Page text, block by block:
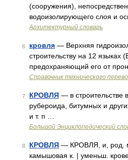
(сооружения),
водоизолирующего слоя и
Архитектурный словарь
6 кровля — Верхняя
строительству на 12
предохраняющий его от
Справочник технического
7 КРОВЛЯ — в строительстве
рубероида, битумных и
и т. п …
Большой Энциклопедический
8 КРОВЛЯ — КРОВЛЯ, и, род.
камышовая к. | уменьш.